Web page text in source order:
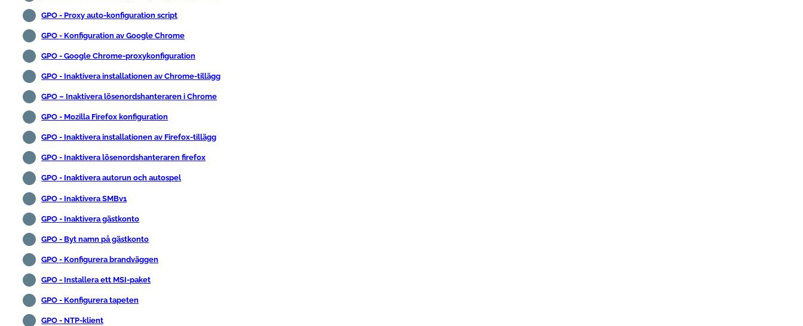
GPO - Proxy auto-konfiguration script
GPO - Konfiguration av Google Chrome
GPO - Google Chrome-proxykonfiguration
GPO - Inaktivera installationen av Chrome-tillägg
GPO – Inaktivera lösenordshanteraren i Chrome
GPO - Mozilla Firefox konfiguration
GPO - Inaktivera installationen av Firefox-tillägg
GPO - Inaktivera lösenordshanteraren firefox
GPO - Inaktivera autorun och autospel
GPO - Inaktivera SMBv1
GPO - Inaktivera gästkonto
GPO - Byt namn på gästkonto
GPO - Konfigurera brandväggen
GPO - Installera ett MSI-paket
GPO - Konfigurera tapeten
GPO - NTP-klient